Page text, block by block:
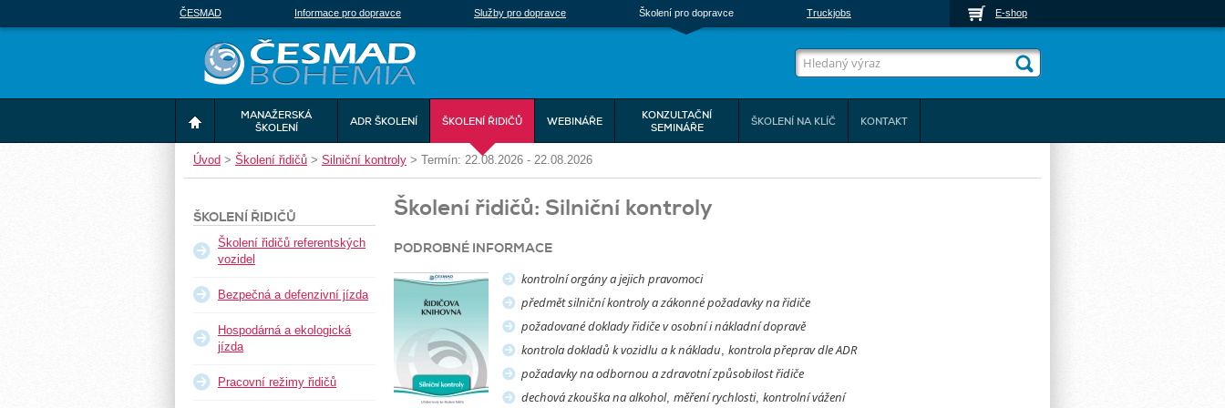
Úvod > Školení řidičů > Silniční kontroly > Termín: 22.08.2026 - 22.08.2026
Školení řidičů: Silniční kontroly
PODROBNÉ INFORMACE
kontrolní orgány a jejich pravomoci
předmět silniční kontroly a zákonné požadavky na řidiče
požadované doklady řidiče v osobní i nákladní dopravě
kontrola dokladů k vozidlu a k nákladu kontrola přeprav dle ADR
požadavky na odbornou a zdravotní způsobilost řidiče
dechová zkouška na alkohol, měření rychlosti, kontrolní vážení
ŠKOLENÍ ŘIDIČŮ
Školení řidičů referentských
vozidel
Bezpečná a defenzivní jízda
Hospodárná a ekologická
jízda
Pracovní režimy řidičů
MANAŽERSKÁ
ŠKOLENÍ
ADR ŠKOLENÍ ŠKOLENÍ ŘIDIČŮ WEBINÁŘE
KONZULTAČNÍ
SEMINÁŘE
ŠKOLENÍ NA KLÍČ KONTAKT
ČESMAD Informace pro dopravce Služby pro dopravce Školení pro dopravce Truckjobs E-shop